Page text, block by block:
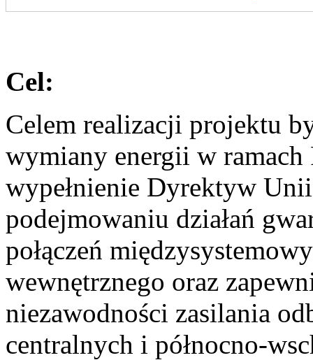
Cel:
Celem realizacji projektu
wymiany energii w ramach
wypełnienie Dyrektyw
podejmowaniu działań
połączeń
wewnętrznego oraz
niezawodności zasilania
centralnych i północno-